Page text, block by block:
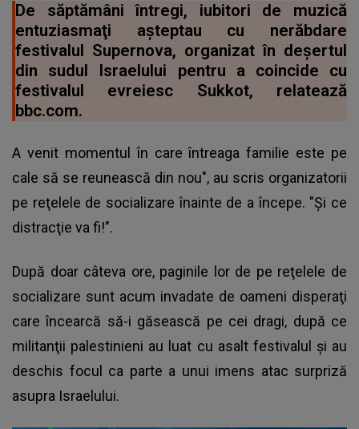
De săptămâni întregi, iubitori de muzică
entuziasmaţi aşteptau cu nerăbdare
festivalul Supernova, organizat în deşertul
din sudul Israelului pentru a coincide cu
festivalul evreiesc Sukkot, relatează
bbc.com.
A venit momentul în care întreaga familie este pe
cale să se reunească din nou", au scris organizatorii
pe reţelele de socializare înainte de a începe. "Şi ce
distracţie va fi!".
După doar câteva ore, paginile lor de pe reţelele de
socializare sunt acum invadate de oameni disperaţi
care încearcă să-i găsească pe cei dragi, după ce
militanţii palestinieni au luat cu asalt festivalul şi au
deschis focul ca parte a unui imens atac surpriză
asupra Israelului.